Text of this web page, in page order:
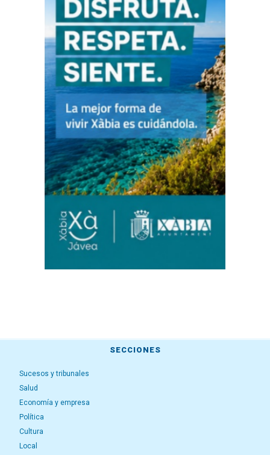
SECCIONES
Sucesos y tribunales
Salud
Economía y empresa
Política
Cultura
Local